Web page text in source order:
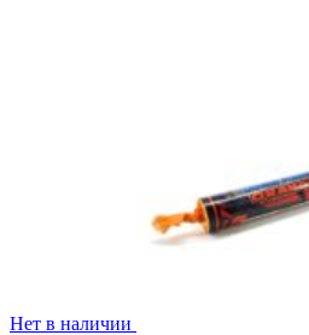
Нет в наличии